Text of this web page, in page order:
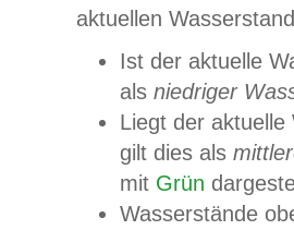
aktuellen
Ist der aktuelle
als niedriger
Liegt der
gilt dies als
mit Grün
Wasserstände